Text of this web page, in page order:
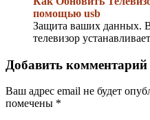
помощью usb
Защита ваших данных.
телевизор
Добавить комментарий
Ваш адрес email не будет
помечены *